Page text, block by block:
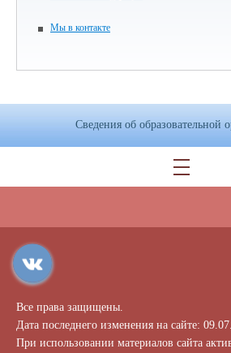
Мы в контакте
Сведения об образовательной
Все права защищены.
Дата последнего изменения на сайте:
При использовании материалов сайта